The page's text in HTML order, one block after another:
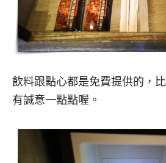
飲料跟點心都是免費提供的，
有誠意一點點喔。